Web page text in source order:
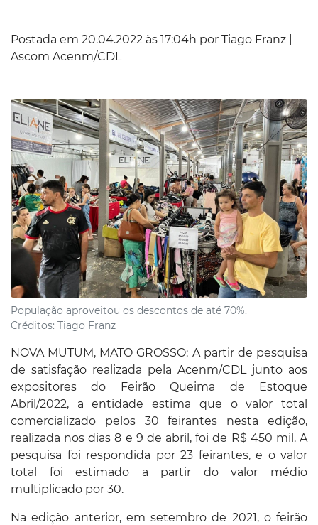
Postada em 20.04.2022 às 17:04h por Tiago Franz |
Ascom Acenm/CDL
População aproveitou os descontos de até 70%.
Créditos: Tiago Franz
NOVA MUTUM, MATO GROSSO: A partir de pesquisa
de satisfação realizada pela Acenm/CDL junto aos
expositores do Feirão Queima de Estoque
Abril/2022, a entidade estima que o valor total
comercializado pelos 30 feirantes nesta edição,
realizada nos dias 8 e 9 de abril, foi de R$ 450 mil. A
pesquisa foi respondida por 23 feirantes, e o valor
total foi estimado a partir do valor médio
multiplicado por 30.
Na edição anterior, em setembro de 2021, o feirão